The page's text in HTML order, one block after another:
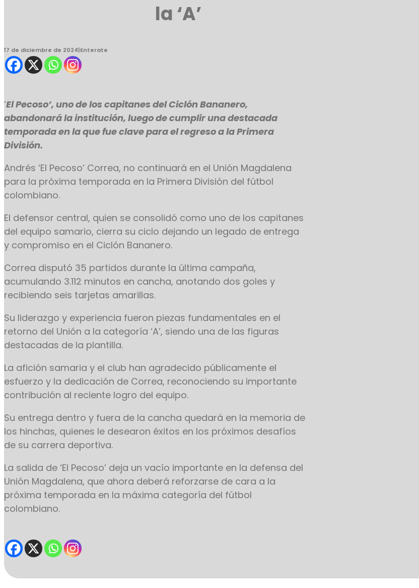
la ‘A’
17 de diciembre de 2024|Enterate
‘El Pecoso’, uno de los capitanes del Ciclón Bananero,
abandonará la institución, luego de cumplir una destacada
temporada en la que fue clave para el regreso a la Primera
División.
Andrés ‘El Pecoso’ Correa, no continuará en el Unión Magdalena
para la próxima temporada en la Primera División del fútbol
colombiano.
El defensor central, quien se consolidó como uno de los capitanes
del equipo samario, cierra su ciclo dejando un legado de entrega
y compromiso en el Ciclón Bananero.
Correa disputó 35 partidos durante la última campaña,
acumulando 3.112 minutos en cancha, anotando dos goles y
recibiendo seis tarjetas amarillas.
Su liderazgo y experiencia fueron piezas fundamentales en el
retorno del Unión a la categoría ‘A’, siendo una de las figuras
destacadas de la plantilla.
La afición samaria y el club han agradecido públicamente el
esfuerzo y la dedicación de Correa, reconociendo su importante
contribución al reciente logro del equipo.
Su entrega dentro y fuera de la cancha quedará en la memoria de
los hinchas, quienes le desearon éxitos en los próximos desafíos
de su carrera deportiva.
La salida de ‘El Pecoso’ deja un vacío importante en la defensa del
Unión Magdalena, que ahora deberá reforzarse de cara a la
próxima temporada en la máxima categoría del fútbol
colombiano.